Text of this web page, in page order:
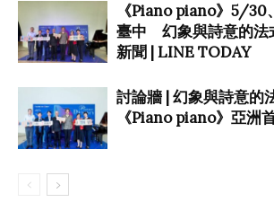
《Piano piano》5/30
臺中 幻象與詩意的法
新聞 | LINE TODAY
討論牆 | 幻象與詩意的
《Piano piano》亞洲